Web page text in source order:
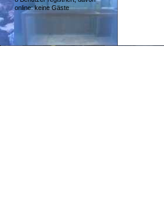
online: keine Gäste